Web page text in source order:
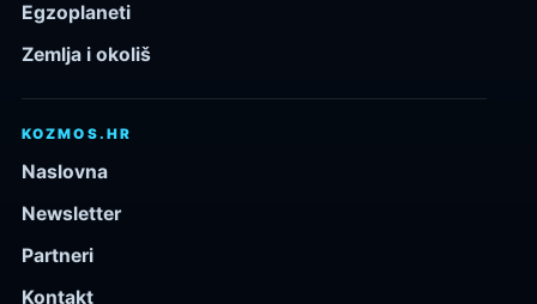
Egzoplaneti
Zemlja i okoliš
KOZMOS.HR
Naslovna
Newsletter
Partneri
Kontakt